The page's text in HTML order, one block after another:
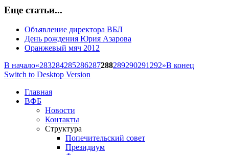
Еще статьи...
Объявление директора ВБЛ
День рождения Юрия Азарова
Оранжевый мяч 2012
В начало«283284285286287288289290291 292»В конец
Switch to Desktop Version
Главная
ВФБ
Новости
Контакты
Структура
Попечительский совет
Президиум